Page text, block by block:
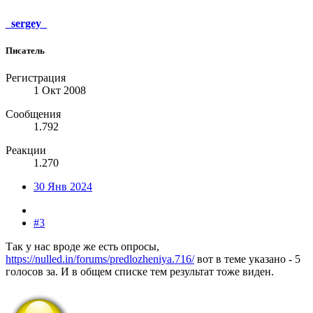
_sergey_
Писатель
Регистрация
1 Окт 2008
Сообщения
1.792
Реакции
1.270
30 Янв 2024
#3
Так у нас вроде же есть опросы,
https://nulled.in/forums/predlozheniya.716/вот в теме указано - 5
голосов за. И в общем списке тем результат тоже виден.